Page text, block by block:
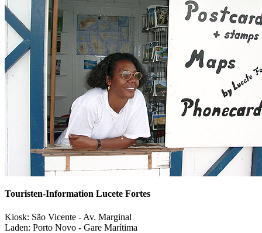
Touristen-Information Lucete Fortes
Kiosk: São Vicente - Av. Marginal
Laden: Porto Novo - Gare Marítima